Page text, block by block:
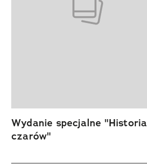
Wydanie specjalne "Historia
czarów"